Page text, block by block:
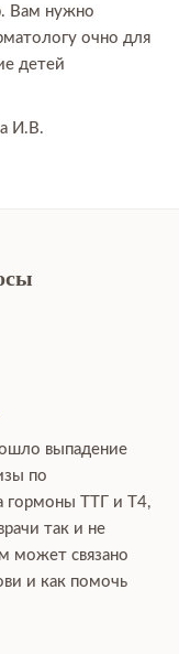
Вам нужно
очно для
детей
И.В.
выпадение
по
гормоны ТТГ и Т4,
так и не
может связано
и как помочь